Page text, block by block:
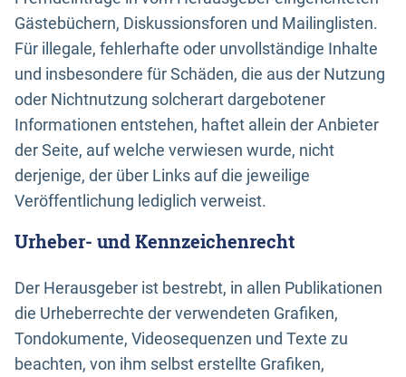
Gästebüchern, Diskussionsforen und Mailinglisten.
Für illegale, fehlerhafte oder unvollständige Inhalte
und insbesondere für Schäden, die aus der Nutzung
oder Nichtnutzung solcherart dargebotener
Informationen entstehen, haftet allein der Anbieter
der Seite, auf welche verwiesen wurde, nicht
derjenige, der über Links auf die jeweilige
Veröffentlichung lediglich verweist.
Urheber- und Kennzeichenrecht
Der Herausgeber ist bestrebt, in allen Publikationen
die Urheberrechte der verwendeten Grafiken,
Tondokumente, Videosequenzen und Texte zu
beachten, von ihm selbst erstellte Grafiken,